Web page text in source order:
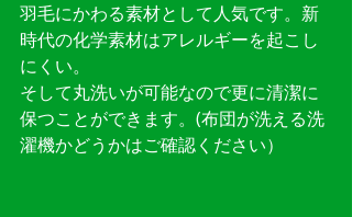
羽毛にかわる素材として人気です。新
時代の化学素材はアレルギーを起こし
にくい。
そして丸洗いが可能なので更に清潔に
保つことができます。(布団が洗える洗
濯機かどうかはご確認ください）